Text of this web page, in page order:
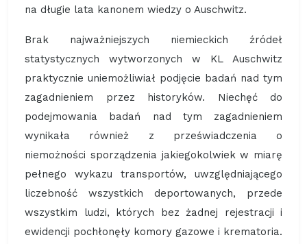
na długie lata kanonem wiedzy o Auschwitz.
Brak najważniejszych niemieckich źródeł
statystycznych wytworzonych w KL Auschwitz
praktycznie uniemożliwiał podjęcie badań nad tym
zagadnieniem przez historyków. Niechęć do
podejmowania badań nad tym zagadnieniem
wynikała również z przeświadczenia o
niemożności sporządzenia jakiegokolwiek w miarę
pełnego wykazu transportów, uwzględniającego
liczebność wszystkich deportowanych, przede
wszystkim ludzi, których bez żadnej rejestracji i
ewidencji pochłonęły komory gazowe i krematoria.